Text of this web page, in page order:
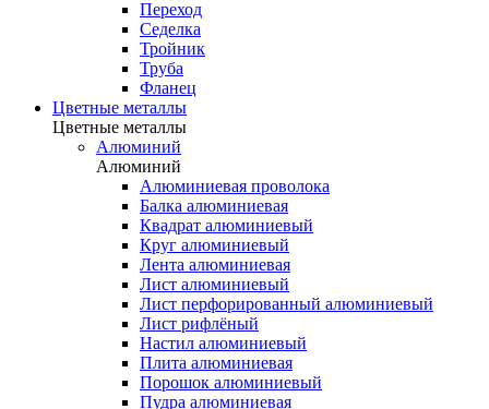
Переход
Седелка
Тройник
Труба
Фланец
Цветные металлы
Цветные металлы
Алюминий
Алюминий
Алюминиевая проволока
Балка алюминиевая
Квадрат алюминиевый
Круг алюминиевый
Лента алюминиевая
Лист алюминиевый
Лист перфорированный алюминиевый
Лист рифлёный
Настил алюминиевый
Плита алюминиевая
Порошок алюминиевый
Пудра алюминиевая